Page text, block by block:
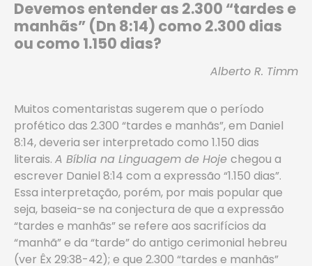
Devemos entender as 2.300 “tardes e
manhãs” (Dn 8:14) como 2.300 dias
ou como 1.150 dias?
Alberto R. Timm
Muitos comentaristas sugerem que o período
profético das 2.300 “tardes e manhãs”, em Daniel
8:14, deveria ser interpretado como 1.150 dias
literais. A Bíblia na Linguagem de Hoje chegou a
escrever Daniel 8:14 com a expressão “1.150 dias”.
Essa interpretação, porém, por mais popular que
seja, baseia-se na conjectura de que a expressão
“tardes e manhãs” se refere aos sacrifícios da
“manhã” e da “tarde” do antigo cerimonial hebreu
(ver Êx 29:38-42); e que 2.300 “tardes e manhãs”